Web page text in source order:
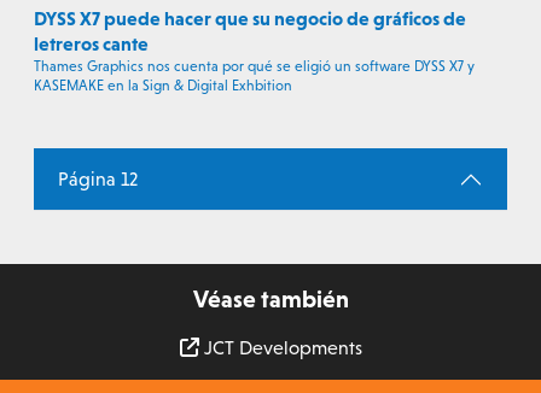
DYSS X7 puede hacer que su negocio de gráficos de
letreros cante
Thames Graphics nos cuenta por qué se eligió un software DYSS X7 y
KASEMAKE en la Sign & Digital Exhbition
Página 12
Véase también
JCT Developments